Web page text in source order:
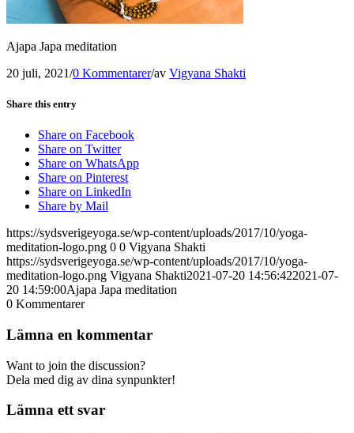
Ajapa Japa meditation
20 juli, 2021/0 Kommentarer/av Vigyana Shakti
Share this entry
Share on Facebook
Share on Twitter
Share on WhatsApp
Share on Pinterest
Share on LinkedIn
Share by Mail
https://sydsverigeyoga.se/wp-content/uploads/2017/10/yoga-
meditation-logo.png 0 0 Vigyana Shakti
https://sydsverigeyoga.se/wp-content/uploads/2017/10/yoga-
meditation-logo.png Vigyana Shakti2021-07-20 14:56:422021-07-
20 14:59:00Ajapa Japa meditation
0 Kommentarer
Lämna en kommentar
Want to join the discussion?
Dela med dig av dina synpunkter!
Lämna ett svar